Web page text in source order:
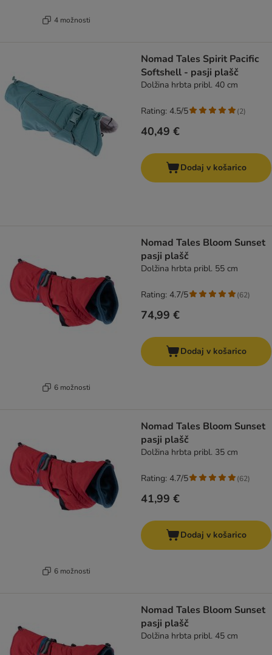
4 možnosti
Nomad Tales Spirit Pacific
Softshell - pasji plašč
Dolžina hrbta pribl. 40 cm
40,49 €
Rating: 4.5/5 (2)
Dodaj v košarico
6 možnosti
Nomad Tales Bloom Sunset
pasji plašč
Dolžina hrbta pribl. 55 cm
74,99 €
Rating: 4.7/5 (62)
Dodaj v košarico
6 možnosti
Nomad Tales Bloom Sunset
pasji plašč
Dolžina hrbta pribl. 35 cm
41,99 €
Rating: 4.7/5 (62)
Dodaj v košarico
Nomad Tales Bloom Sunset
pasji plašč
Dolžina hrbta pribl. 45 cm